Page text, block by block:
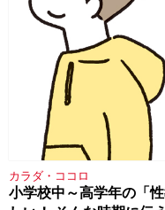
カラダ・ココロ
小学校中～高学年の「